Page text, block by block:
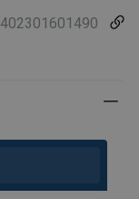
402301601490